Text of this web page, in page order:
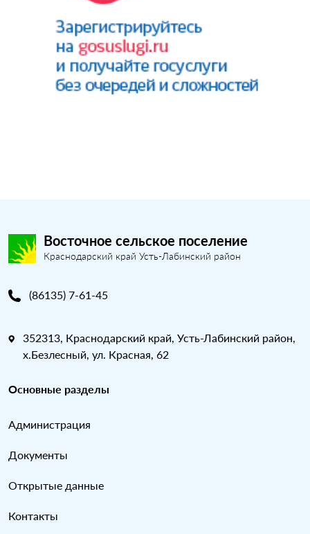
Восточное сельское поселение
Краснодарский край Усть-Лабинский район
(86135) 7-61-45
352313, Краснодарский край, Усть-Лабинский район,
х.Безлесный, ул. Красная, 62
Основные разделы
Администрация
Документы
Открытые данные
Контакты